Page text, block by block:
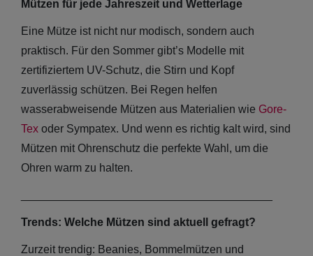
Mützen für jede Jahreszeit und Wetterlage
Eine Mütze ist nicht nur modisch, sondern auch
praktisch. Für den Sommer gibt’s Modelle mit
zertifiziertem UV-Schutz, die Stirn und Kopf
zuverlässig schützen. Bei Regen helfen
wasserabweisende Mützen aus Materialien wie Gore-
Tex oder Sympatex. Und wenn es richtig kalt wird, sind
Mützen mit Ohrenschutz die perfekte Wahl, um die
Ohren warm zu halten.
Trends: Welche Mützen sind aktuell gefragt?
Zurzeit trendig: Beanies, Bommelmützen und